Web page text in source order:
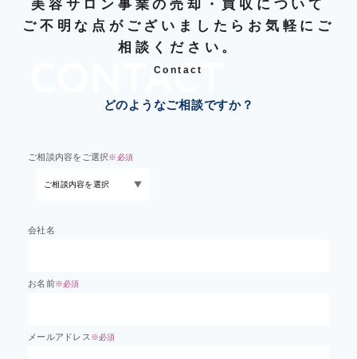
美容サロン事業の売却・買収について
ご不明な点がございましたらお気軽にご
相談ください。
Contact
どのようなご相談ですか？
ご相談内容をご選択※必須
会社名
お名前※必須
メールアドレス ※必須